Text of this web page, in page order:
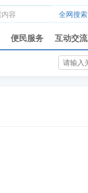
便民服务 互动交流